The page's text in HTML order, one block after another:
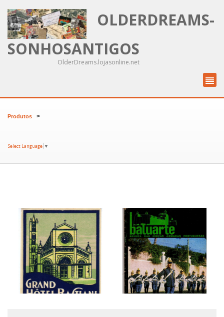
OLDERDREAMS-
SONHOSANTIGOS
OlderDreams.lojasonline.net
Produtos >
Select Language ▼
HORARIO DA LINHA DE
CASCAIS 55